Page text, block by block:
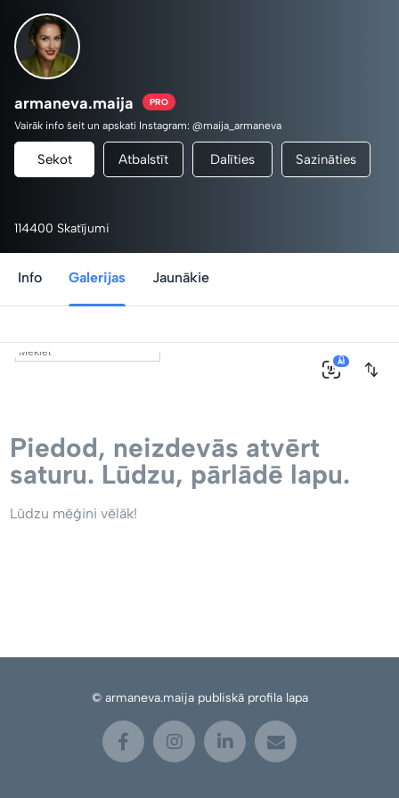
armaneva.maija PRO
Vairāk info šeit un apskati Instagram: @maija_armaneva
Sekot Atbalstīt Dalīties Sazināties
114400 Skatījumi
Info Galerijas Jaunākie
0
AI
Piedod, neizdevās atvērt
saturu. Lūdzu, pārlādē lapu.
Lūdzu mēģini vēlāk!
© armaneva.maija publiskā profila lapa